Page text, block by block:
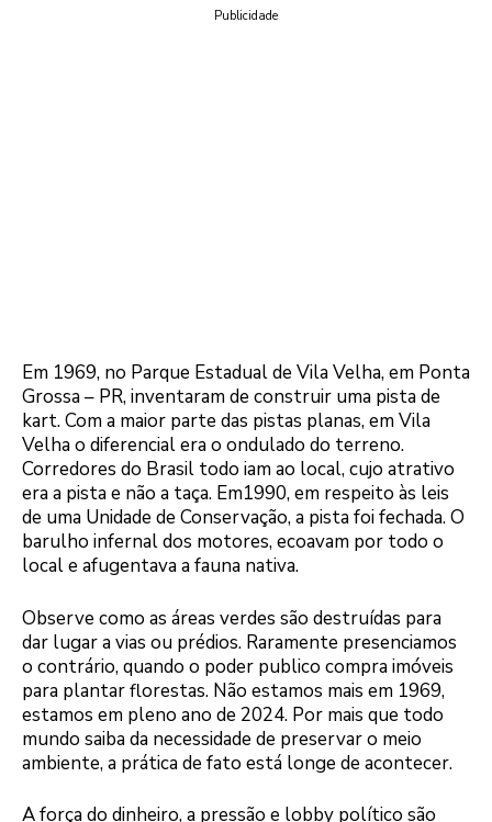
Publicidade
Em 1969, no Parque Estadual de Vila Velha, em Ponta
Grossa – PR, inventaram de construir uma pista de
kart. Com a maior parte das pistas planas, em Vila
Velha o diferencial era o ondulado do terreno.
Corredores do Brasil todo iam ao local, cujo atrativo
era a pista e não a taça. Em1990, em respeito às leis
de uma Unidade de Conservação, a pista foi fechada. O
barulho infernal dos motores, ecoavam por todo o
local e afugentava a fauna nativa.
Observe como as áreas verdes são destruídas para
dar lugar a vias ou prédios. Raramente presenciamos
o contrário, quando o poder publico compra imóveis
para plantar florestas. Não estamos mais em 1969,
estamos em pleno ano de 2024. Por mais que todo
mundo saiba da necessidade de preservar o meio
ambiente, a prática de fato está longe de acontecer.
A força do dinheiro, a pressão e lobby político são